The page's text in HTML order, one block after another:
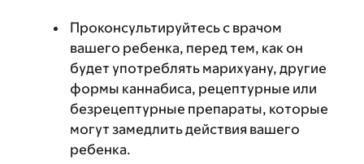
Проконсультируйтесь с врачом
вашего ребенка, перед тем, как он
будет употреблять марихуану, другие
формы каннабиса, рецептурные или
безрецептурные препараты, которые
могут замедлить действия вашего
ребенка.